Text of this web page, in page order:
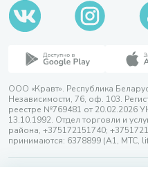
ООО «Кравт». Республика
Независимости, 76, оф. 103.
реестре №769481 от 20.02.2026
13.10.1992. Отдел торговли и
района, +375172151740;
принимаются: 6378899 (А1, МТС,